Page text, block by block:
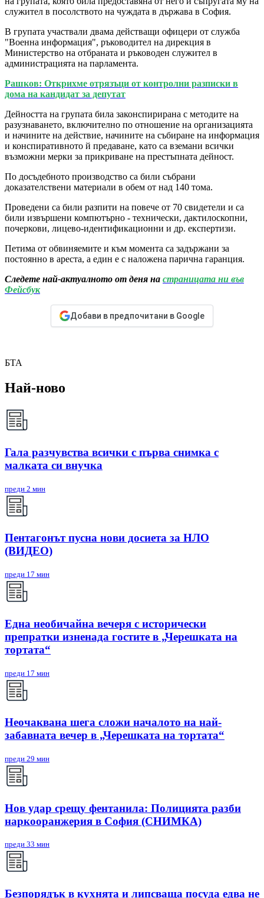
служител в посолството на чуждата в държава в София.
В групата участвали двама действащи офицери от служба
"Военна информация", ръководител на дирекция в
Министерство на отбраната и ръководен служител в
администрацията на парламента.
Рашков: Открихме отрязъци от контролни разписки в
дома на кандидат за депутат
Дейността на групата била законспирирана с методите на
разузнаването, включително по отношение на организацията
и начините на действие, начините на събиране на информация
и конспиративното й предаване, като са вземани всички
възможни мерки за прикриване на престъпната дейност.
По досъдебното производство са били събрани
доказателствени материали в обем от над 140 тома.
Проведени са били разпити на повече от 70 свидетели и са
били извършени компютърно - технически, дактилоскопни,
почеркови, лицево-идентификационни и др. експертизи.
Петима от обвиняемите и към момента са задържани за
постоянно в ареста, а един е с наложена парична гаранция.
Следете най-актуалното от деня на страницата ни във
Фейсбук
Добави в предпочитани в Google
БТА
Най-ново
Гала разчувства всички с първа снимка с
малката си внучка
преди 2 мин
Пентагонът пусна нови досиета за НЛО
(ВИДЕО)
преди 17 мин
Една необичайна вечеря с исторически
препратки изненада гостите в „Черешката на
тортата“
преди 17 мин
Неочаквана шега сложи началото на най-
забавната вечер в „Черешката на тортата“
преди 29 мин
Нов удар срещу фентанила: Полицията разби
наркооранжерия в София (СНИМКА)
преди 33 мин
Безпорядък в кухнята и липсваща посуда едва не